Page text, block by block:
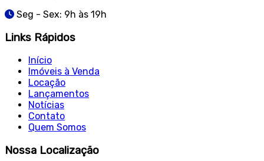
Seg - Sex: 9h às 19h
Links Rápidos
Início
Imóveis à Venda
Locação
Lançamentos
Notícias
Contato
Quem Somos
Nossa Localização